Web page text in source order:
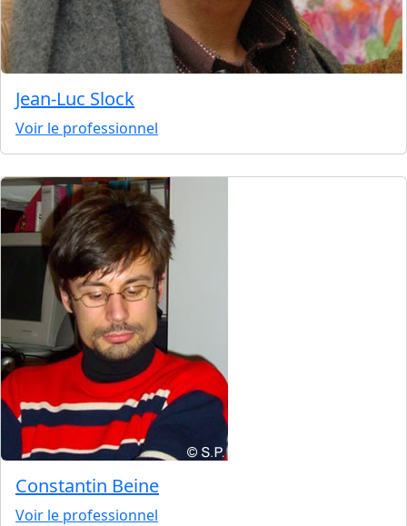
Jean-Luc Slock
Voir le professionnel
Constantin Beine
Voir le professionnel